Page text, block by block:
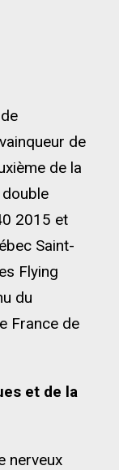
de
de la
2015 et
Saint-
Flying
du
France de
et de la
nerveux